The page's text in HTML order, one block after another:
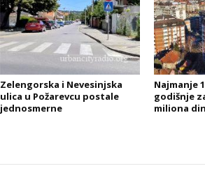
Zelengorska i Nevesinjska
ulica u Požarevcu postale
jednosmerne
Najmanje
godišnje
miliona